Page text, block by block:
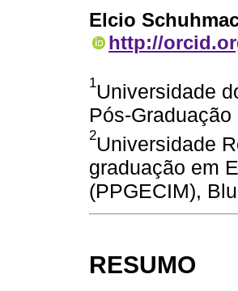
Elcio
http://
1Universidade
Pós-
2Universidade
graduação em
(PPGECIM),
RESUMO